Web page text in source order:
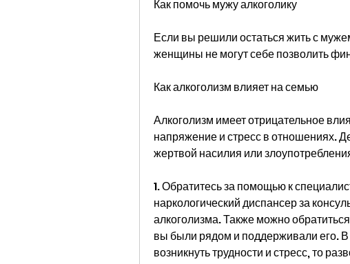
Как помочь мужу алкоголику
Если вы решили остаться жить с
женщины не могут себе позволить
Как алкоголизм влияет на семью
Алкоголизм имеет отрицательное
напряжение и стресс в отношениях.
жертвой насилия или
1. Обратитесь за помощью к
наркологический диспансер за
алкоголизма. Также можно
вы были рядом и поддерживали его.
возникнуть трудности и стресс, то